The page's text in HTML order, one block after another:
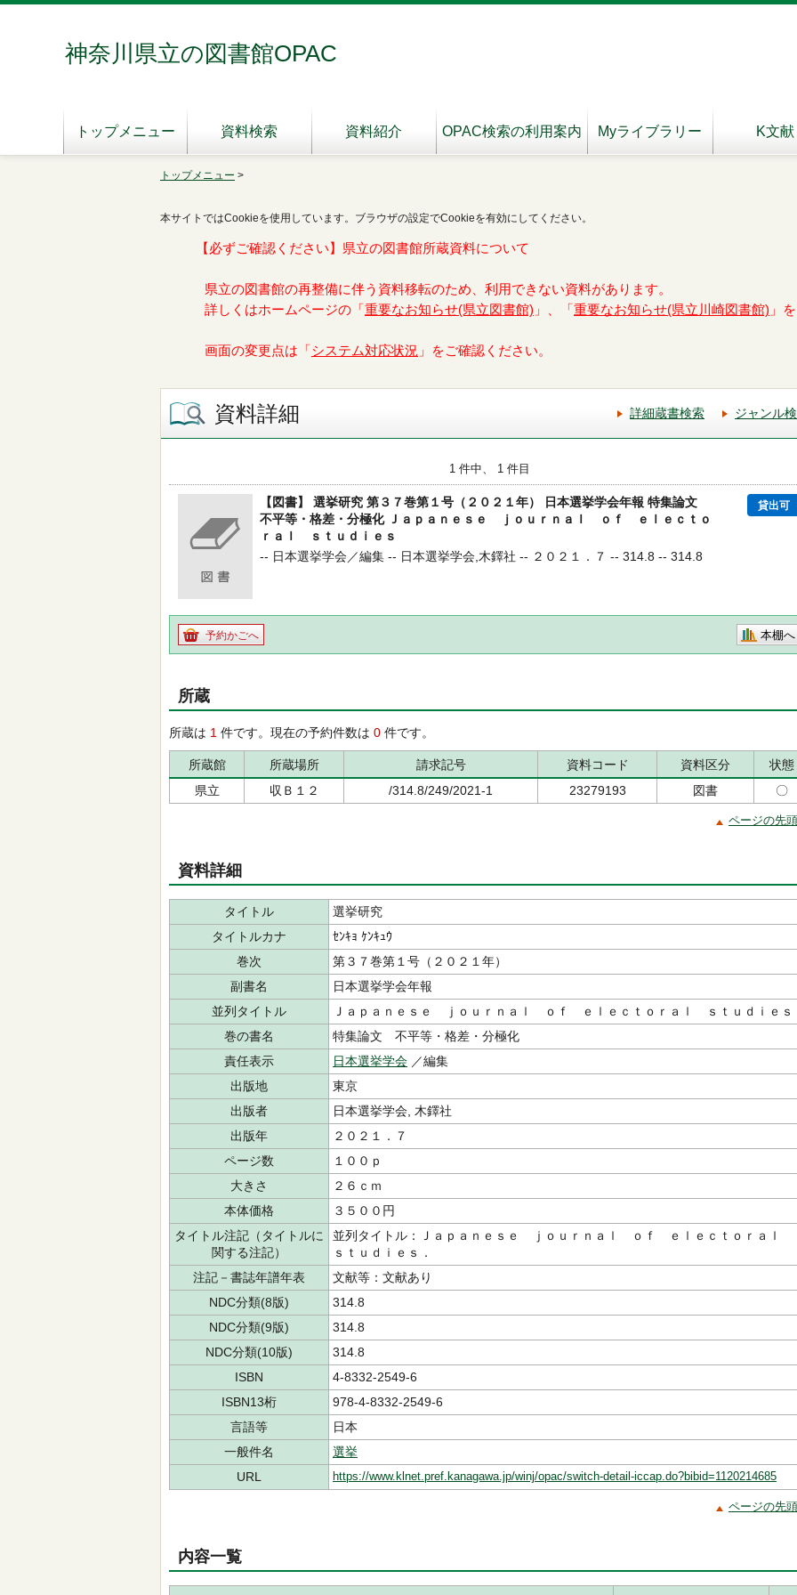
神奈川県立の図書館OPAC
トップメニュー 資料検索 資料紹介 OPAC検索の利用案内 Myライブラリー K文献
トップメニュー >
本サイトではCookieを使用しています。ブラウザの設定でCookieを有効にしてください。
【必ずご確認ください】県立の図書館所蔵資料について
県立の図書館の再整備に伴う資料移転のため、利用できない資料があります。
詳しくはホームページの「 重要なお知らせ(県立図書館) 」、「 重要なお知らせ(県立川崎図書館) 」
画面の変更点は「 システム対応状況 」をご確認ください。
資料詳細 詳細蔵書検索 ジャンル
1 件中、 1 件目
【図書】 選挙研究 第３７巻第１号（２０２１年） 日本選挙学会年報 特集論文
不平等・格差・分極化 Ｊａｐａｎｅｓｅ ｊｏｕｒｎａｌ ｏｆ ｅｌｅｃｔｏ
ｒａｌ ｓｔｕｄｉｅｓ
貸出可
-- 日本選挙学会／編集 -- 日本選挙学会,木鐸社 -- ２０２１．７ -- 314.8 -- 314.8
予約かごへ 本棚へ
所蔵
所蔵は 1 件です。現在の予約件数は 0 件です。
所蔵館 所蔵場所 請求記号 資料コード 資料区分
状態
県立
収Ｂ１２ /314.8/249/2021-1 23279193 図書 〇
ページの先
資料詳細
タイトル
選挙研究
タイトルカナ
ｾﾝｷｮ ｹﾝｷｭｳ
巻次
第３７巻第１号（２０２１年）
副書名
日本選挙学会年報
並列タイトル
Ｊａｐａｎｅｓｅ ｊｏｕｒｎａｌ ｏｆ ｅｌｅｃｔｏｒａｌ ｓｔｕｄｉｅｓ
巻の書名
特集論文 不平等・格差・分極化
責任表示
日本選挙学会 ／編集
出版地
東京
出版者
日本選挙学会, 木鐸社
出版年
２０２１．７
ページ数
１００ｐ
大きさ
２６ｃｍ
本体価格
３５００円
タイトル注記（タイトルに
関する注記）
並列タイトル：Ｊａｐａｎｅｓｅ ｊｏｕｒｎａｌ ｏｆ ｅｌｅｃｔｏｒａｌ
ｓｔｕｄｉｅｓ．
注記－書誌年譜年表
文献等：文献あり
NDC分類(8版)
314.8
NDC分類(9版)
314.8
NDC分類(10版)
314.8
ISBN
4-8332-2549-6
ISBN13桁
978-4-8332-2549-6
言語等
日本
一般件名
選挙
URL
https://www.klnet.pref.kanagawa.jp/winj/opac/switch-detail-iccap.do?bibid=1120214685
ページの先
内容一覧